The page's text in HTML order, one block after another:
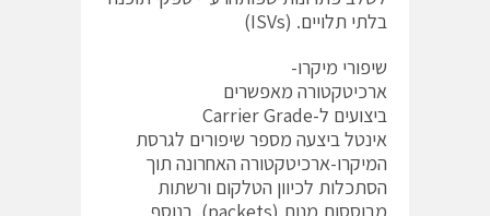
בלתי תלויים. (ISVs)
שיפורי מיקרו-
ארכיטקטורה מאפשרים
ביצועים ל-Carrier Grade
אינטל ביצעה מספר שיפורים לגרסת
המיקרו-ארכיטקטורה האחרונה תוך
הסתכלות לכיוון הטלקום ורשתות
מבוססות מנות (packets). בנוסף